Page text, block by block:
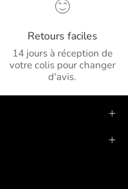
Retours faciles
14 jours à réception de
votre colis pour changer
d'avis.